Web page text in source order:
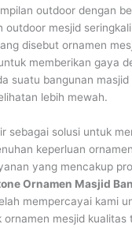
outdoor dengan
outdoor mesjid
disebut ornamen
memberikan gaya
suatu bangunan masjid
lebih mewah.
sebagai solusi untuk
keperluan
yang mencakup
Ornamen Masjid
mempercayai kami
ornamen mesjid kualitas